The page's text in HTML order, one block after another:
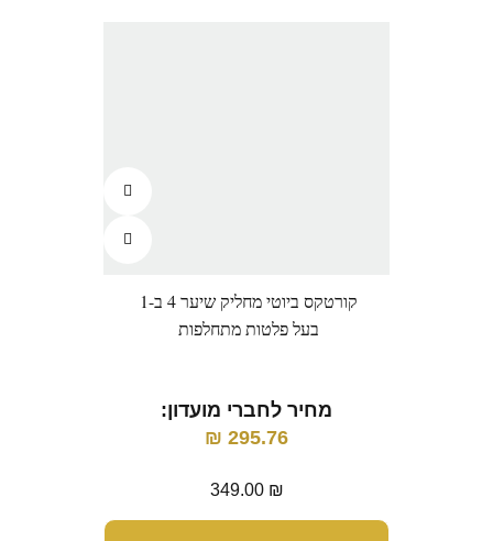
קורטקס ביוטי מחליק שיער 4 ב-1
בעל פלטות מתחלפות
מחיר לחברי מועדון:
295.76
₪
349.00 ₪